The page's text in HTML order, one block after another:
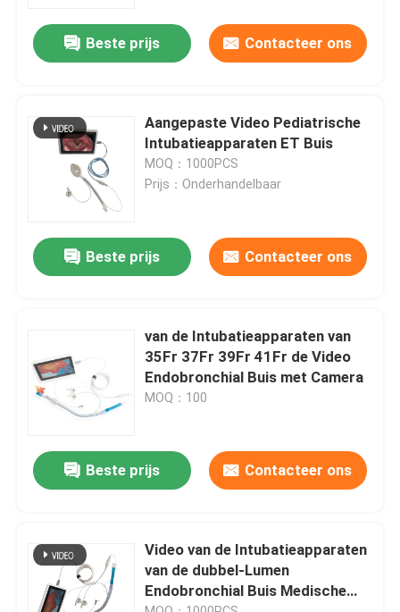
Producten
VR-show
Over ons
Kwaliteitscontrole
nieuws
Alle Gevallen
Vraag een offerte aan
Beste prijs Contacteer ons
Aangepaste Video Pediatrische
Intubatieapparaten ET Buis
MOQ：1000PCS
Prijs：Onderhandelbaar
Beste prijs Contacteer ons
van de Intubatieapparaten van
35Fr 37Fr 39Fr 41Fr de Video
Endobronchial Buis met Camera
MOQ：100
Beste prijs Contacteer ons
Video van de Intubatieapparaten
van de dubbel-Lumen
Endobronchial Buis Medische